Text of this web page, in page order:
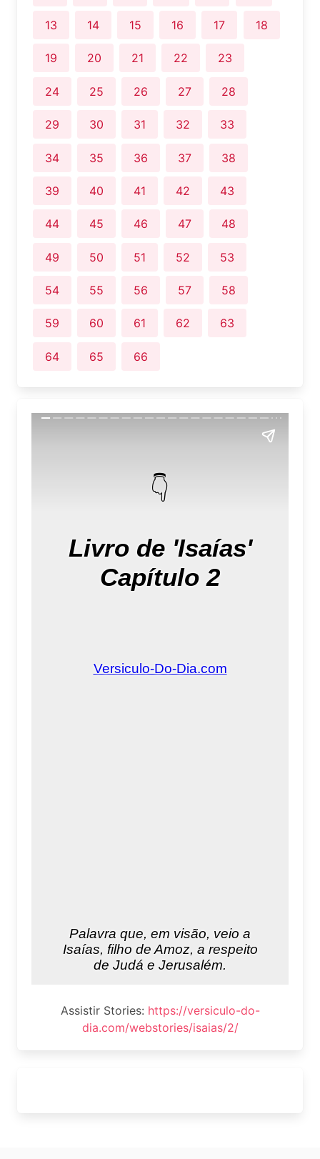
13 14 15 16 17 18
19 20 21 22 23
24 25 26 27 28
29 30 31 32 33
34 35 36 37 38
39 40 41 42 43
44 45 46 47 48
49 50 51 52 53
54 55 56 57 58
59 60 61 62 63
64 65 66
Assistir Stories: https://versiculo-do-
dia.com/webstories/isaias/2/